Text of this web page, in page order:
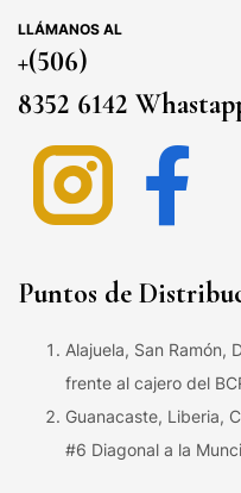
LLÁMANOS AL
+(506)
8352 6142
Puntos de
Alajuela, San Ramón,
frente al cajero del
Guanacaste, Liberia,
#6 Diagonal a la